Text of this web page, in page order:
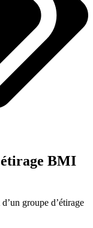
BMI
groupe d’étirage